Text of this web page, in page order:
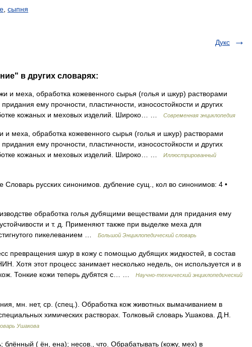
сыпня
Дукс
в других словарях:
и меха, обработка кожевенного сырья (голья и шкур) растворами
ему прочности, пластичности, износостойкости и других
кожаных и меховых изделий. Широко… …
Современная энциклопедия
и меха, обработка кожевенного сырья (голья и шкур) растворами
ему прочности, пластичности, износостойкости и других
кожаных и меховых изделий. Широко… …
Иллюстрированный
Словарь русских синонимов. дубление сущ., кол во синонимов: 4 •
обработка голья дубящими веществами для придания ему
и т. д. Применяют также при выделке меха для
пикелеванием …
Большой Энциклопедический словарь
превращения шкур в кожу с помощью дубящих жидкостей, в состав
Хотя этот процесс занимает несколько недель, он используется и в
Тонкие кожи теперь дубятся с… …
Научно-технический энциклопедический
мн. нет, ср. (спец.). Обработка кож животных вымачиванием в
химических растворах. Толковый словарь Ушакова. Д.Н.
Ушакова
( ён, ена); несов., что. Обрабатывать (кожу, мех) в